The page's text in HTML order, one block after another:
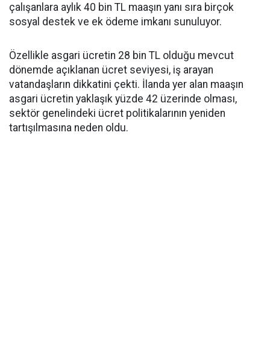
çalışanlara aylık 40 bin TL maaşın yanı sıra birçok
sosyal destek ve ek ödeme imkanı sunuluyor.
Özellikle asgari ücretin 28 bin TL olduğu mevcut
dönemde açıklanan ücret seviyesi, iş arayan
vatandaşların dikkatini çekti. İlanda yer alan maaşın
asgari ücretin yaklaşık yüzde 42 üzerinde olması,
sektör genelindeki ücret politikalarının yeniden
tartışılmasına neden oldu.